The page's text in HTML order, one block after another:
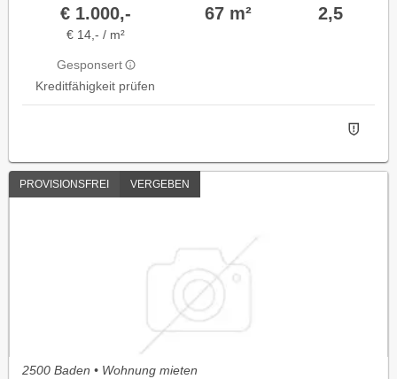
€ 1.000,-
€ 14,- / m²
Gesponsert
Kreditfähigkeit prüfen
67 m² 2,5
PROVISIONSFREI VERGEBEN
2500 Baden • Wohnung mieten